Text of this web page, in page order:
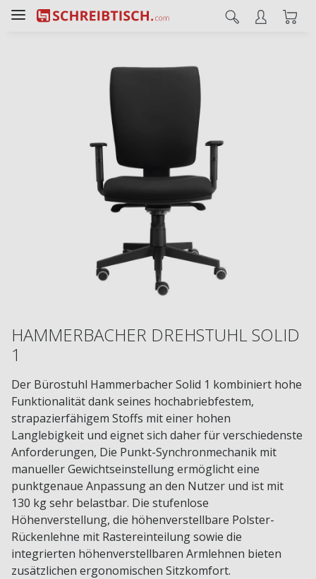
HAMMERBACHER DREHSTUHL SOLID
1
Der Bürostuhl Hammerbacher Solid 1 kombiniert hohe
Funktionalität dank seines hochabriebfestem,
strapazierfähigem Stoffs mit einer hohen
Langlebigkeit und eignet sich daher für verschiedenste
Anforderungen, Die Punkt-Synchronmechanik mit
manueller Gewichtseinstellung ermöglicht eine
punktgenaue Anpassung an den Nutzer und ist mit
130 kg sehr belastbar. Die stufenlose
Höhenverstellung, die höhenverstellbare Polster-
Rückenlehne mit Rastereinteilung sowie die
integrierten höhenverstellbaren Armlehnen bieten
zusätzlichen ergonomischen Sitzkomfort.